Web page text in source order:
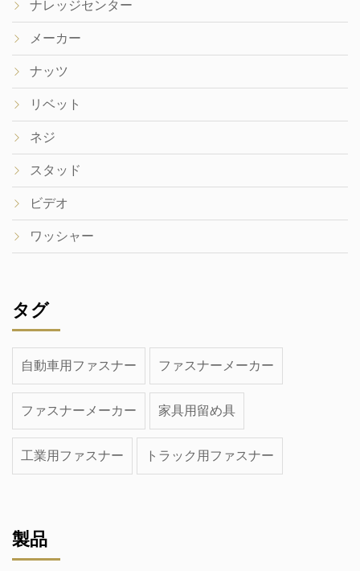
ナレッジセンター
メーカー
ナッツ
リベット
ネジ
スタッド
ビデオ
ワッシャー
タグ
自動車用ファスナー ファスナーメーカー
ファスナーメーカー 家具用留め具
工業用ファスナー トラック用ファスナー
製品